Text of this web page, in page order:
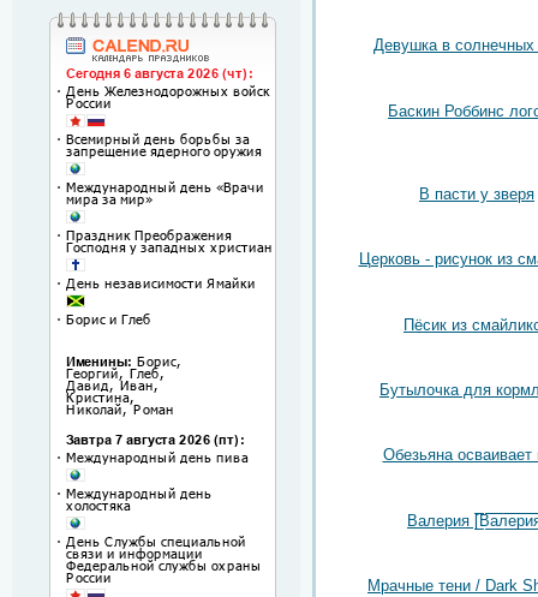
Девушка в солнечных
Баскин Роббинс
В пасти у зверя
Церковь - рисунок из
Пёсик из
Бутылочка для
Обезьяна осваивает
Валерия
Мрачные тени / Dark